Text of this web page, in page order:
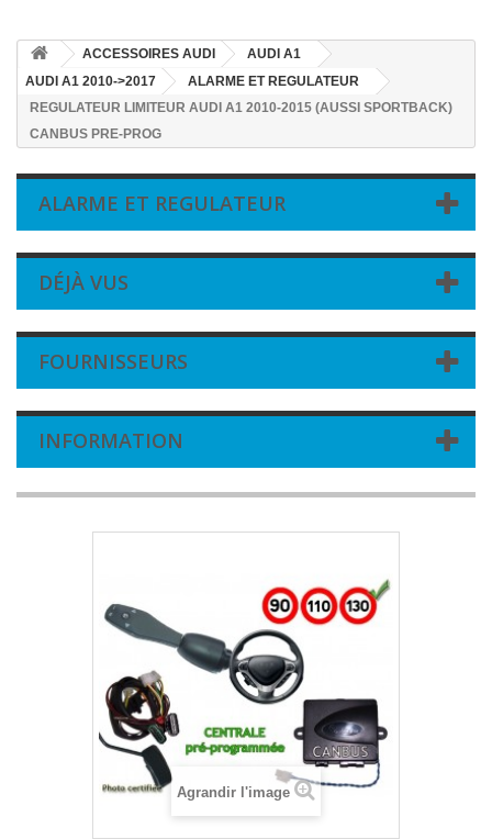
ACCESSOIRES AUDI
AUDI A1
AUDI A1 2010->2017
ALARME ET REGULATEUR
REGULATEUR LIMITEUR AUDI A1 2010-2015 (AUSSI SPORTBACK)
CANBUS PRE-PROG
ALARME ET REGULATEUR
DÉJÀ VUS
FOURNISSEURS
INFORMATION
Agrandir l'image